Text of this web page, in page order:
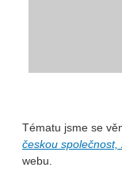
Tématu jsme se
českou
webu.